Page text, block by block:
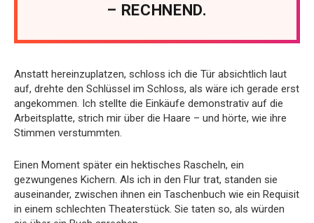
– RECHNEND.
Anstatt hereinzuplatzen, schloss ich die Tür absichtlich laut
auf, drehte den Schlüssel im Schloss, als wäre ich gerade erst
angekommen. Ich stellte die Einkäufe demonstrativ auf die
Arbeitsplatte, strich mir über die Haare – und hörte, wie ihre
Stimmen verstummten.
Einen Moment später ein hektisches Rascheln, ein
gezwungenes Kichern. Als ich in den Flur trat, standen sie
auseinander, zwischen ihnen ein Taschenbuch wie ein Requisit
in einem schlechten Theaterstück. Sie taten so, als würden